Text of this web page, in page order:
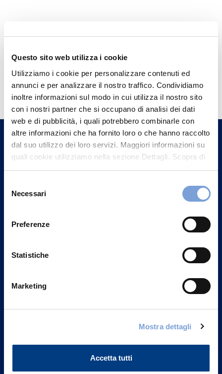
Questo sito web utilizza i cookie
Utilizziamo i cookie per personalizzare contenuti ed
annunci e per analizzare il nostro traffico. Condividiamo
inoltre informazioni sul modo in cui utilizza il nostro sito
con i nostri partner che si occupano di analisi dei dati
web e di pubblicità, i quali potrebbero combinarle con
altre informazioni che ha fornito loro o che hanno raccolto
dal suo utilizzo dei loro servizi. Maggiori informazioni su
quali cookie utilizziamo nella sezione Dettagli. Scopra di
più su chi siamo, come può contattarci e come trattiamo i
può trovare nel footer del sito nella sezione "Informativa
delNecessari
Preferenze
Statistiche
Marketing
Mostra dettagli
Accetta tutti
Hai bisogno di
informazioni?
Trova l'Agenzia più vicina a te e parla con
un nostro Agente.
Contattaci
Vittoria Assicurazioni S.p.A.
Part. IVA 01329510158
FAQ